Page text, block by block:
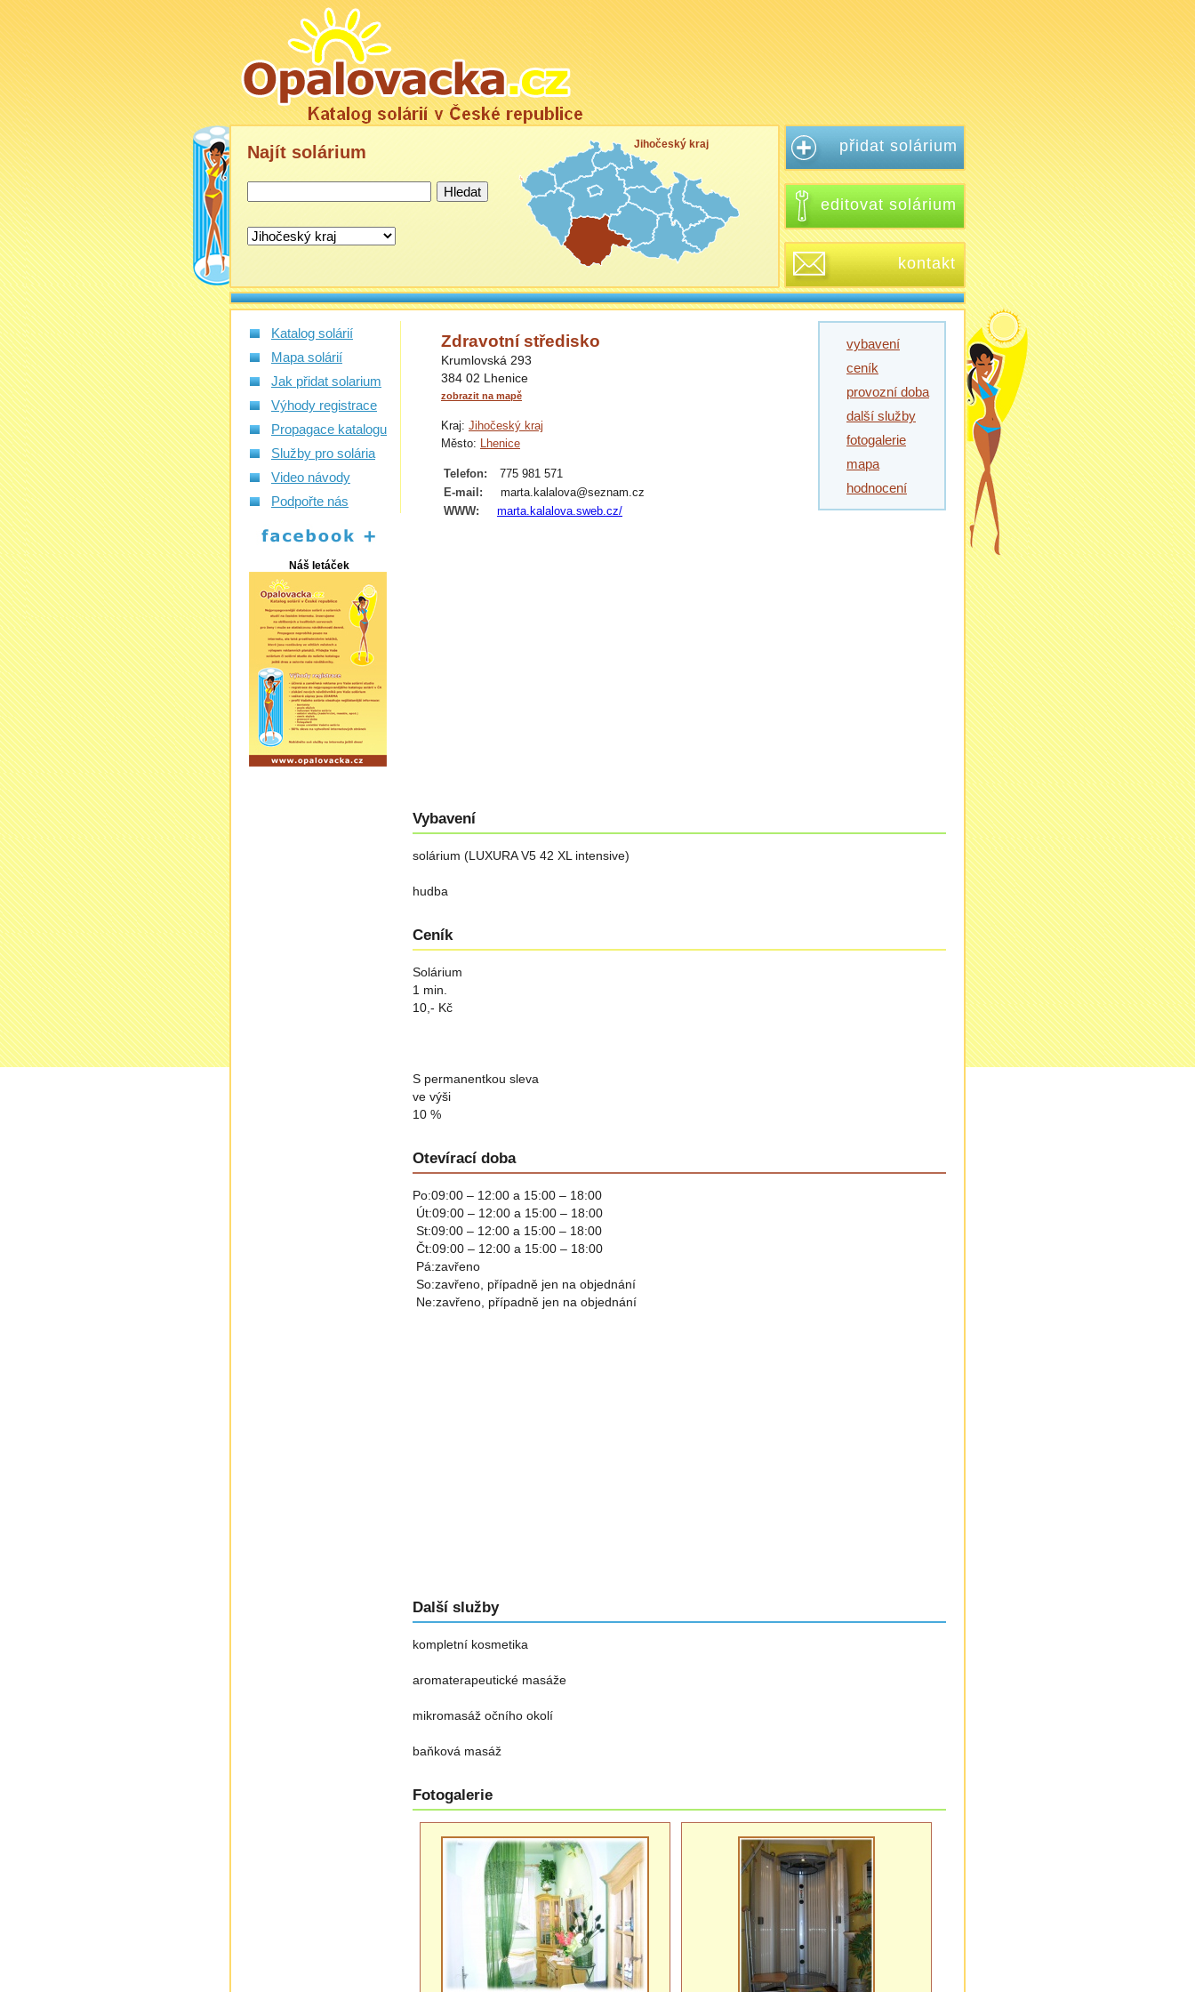
Najít solárium Jihočeský kraj přidat solárium
editovat solárium
kontakt
Katalog solárií
Mapa solárií
Jak přidat solarium
Výhody registrace
Propagace katalogu
Služby pro solária
Video návody
Podpořte nás
Náš letáček
vybavení
ceník
provozní doba
další služby
fotogalerie
mapa
hodnocení
Zdravotní středisko
Krumlovská 293
384 02 Lhenice
zobrazit na mapě
Kraj: Jihočeský kraj
Město: Lhenice
Telefon:
775 981 571
E-mail:
marta.kalalova@seznam.cz
WWW:
marta.kalalova.sweb.cz/
Vybavení
solárium (LUXURA V5 42 XL intensive)
hudba
Ceník
Solárium
1 min.
10,- Kč
S permanentkou sleva
ve výši
10 %
Otevírací doba
Po:09:00 – 12:00 a 15:00 – 18:00
Út:09:00 – 12:00 a 15:00 – 18:00
St:09:00 – 12:00 a 15:00 – 18:00
Čt:09:00 – 12:00 a 15:00 – 18:00
Pá:zavřeno
So:zavřeno, případně jen na objednání
Ne:zavřeno, případně jen na objednání
Další služby
kompletní kosmetika
aromaterapeutické masáže
mikromasáž očního okolí
baňková masáž
Fotogalerie